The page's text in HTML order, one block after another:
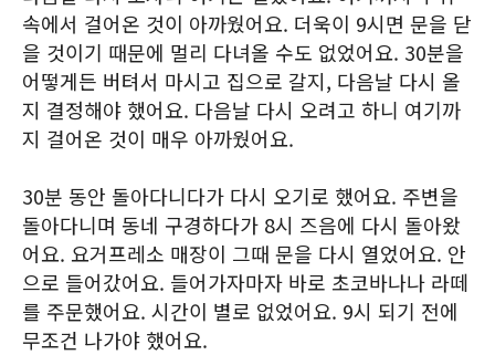
속에서 걸어온 것이 아까웠어요. 더욱이 9시면 문을 닫
을 것이기 때문에 멀리 다녀올 수도 없었어요. 30분을
어떻게든 버텨서 마시고 집으로 갈지, 다음날 다시 올
지 결정해야 했어요. 다음날 다시 오려고 하니 여기까
지 걸어온 것이 매우 아까웠어요.
30분 동안 돌아다니다가 다시 오기로 했어요. 주변을
돌아다니며 동네 구경하다가 8시 즈음에 다시 돌아왔
어요. 요거프레소 매장이 그때 문을 다시 열었어요. 안
으로 들어갔어요. 들어가자마자 바로 초코바나나 라떼
를 주문했어요. 시간이 별로 없었어요. 9시 되기 전에
무조건 나가야 했어요.